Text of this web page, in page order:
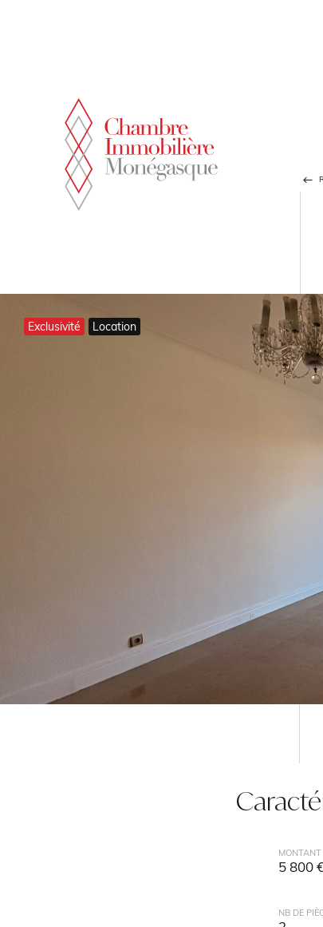
Exclusivité Location
5 800
NB DE